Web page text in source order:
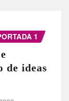
1
de ideas